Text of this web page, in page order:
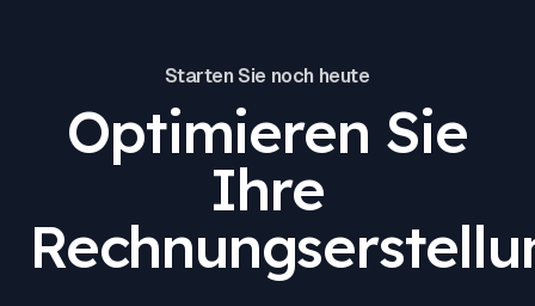
Starten Sie noch heute
Optimieren Sie
Ihre